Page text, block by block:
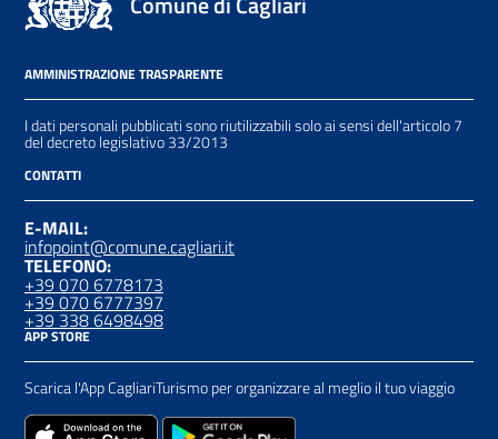
AMMINISTRAZIONE TRASPARENTE
I dati personali pubblicati sono riutilizzabili solo ai sensi dell'articolo 7
del decreto legislativo 33/2013
CONTATTI
E-MAIL:
infopoint@comune.cagliari.it
TELEFONO:
+39 070 6778173
+39 070 6777397
+39 338 6498498
APP STORE
Scarica l'App CagliariTurismo per organizzare al meglio il tuo viaggio